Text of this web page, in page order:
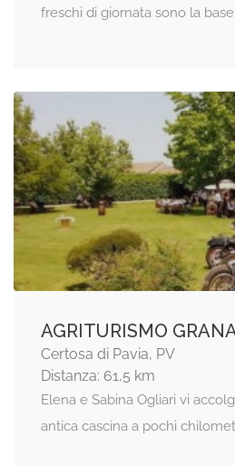
freschi di giornata sono la base
AGRITURISMO
Certosa di Pavia, PV
Distanza: 61,5 km
Elena e Sabina Ogliari vi
antica cascina a pochi